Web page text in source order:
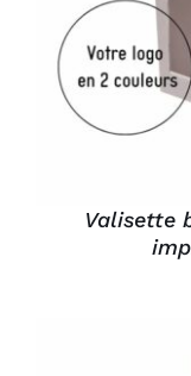
Valisette